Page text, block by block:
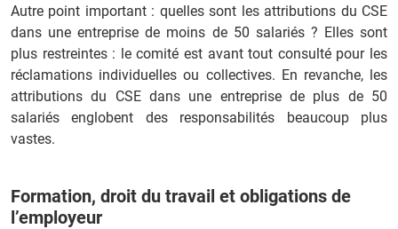
Autre point important : quelles sont les attributions du CSE
dans une entreprise de moins de 50 salariés ? Elles sont
plus restreintes : le comité est avant tout consulté pour les
réclamations individuelles ou collectives. En revanche, les
attributions du CSE dans une entreprise de plus de 50
salariés englobent des responsabilités beaucoup plus
vastes.
Formation, droit du travail et obligations de
l’employeur